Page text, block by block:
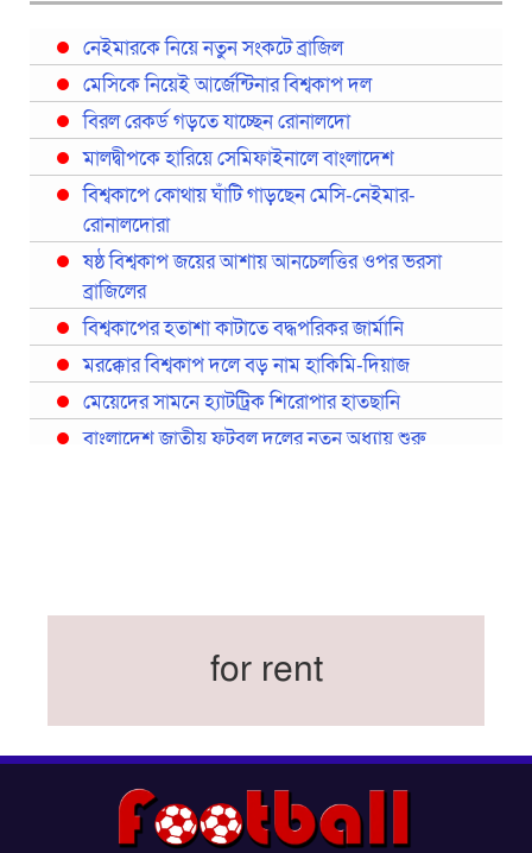
নেইমারকে নিয়ে নতুন সংকটে ব্রাজিল
মেসিকে নিয়েই আর্জেন্টিনার বিশ্বকাপ দল
বিরল রেকর্ড গড়তে যাচ্ছেন রোনালদো
মালদ্বীপকে হারিয়ে সেমিফাইনালে বাংলাদেশ
বিশ্বকাপে কোথায় ঘাঁটি গাড়ছেন মেসি-নেইমার-
রোনালদোরা
ষষ্ঠ বিশ্বকাপ জয়ের আশায় আনচেলত্তির ওপর ভরসা
ব্রাজিলের
বিশ্বকাপের হতাশা কাটাতে বদ্ধপরিকর জার্মানি
মরক্কোর বিশ্বকাপ দলে বড় নাম হাকিমি-দিয়াজ
মেয়েদের সামনে হ্যাটট্রিক শিরোপার হাতছানি
বাংলাদেশ জাতীয় ফুটবল দলের নতুন অধ্যায় শুরু
সরিয়ে নিয়েছে ইরান
বর্ষসেরা ক্রীড়াবিদ ও পপুলার চয়েজসহ ফুটবলার হামজা
ব্রাজিলের বিশ্বকাপ দলে নেইমার, জল্পনার অবসান
ইতিহাস গড়ার অপেক্ষায় রোনালদো!
ফেডারেশন কাপ: আজকের ফাইনাল বুধবার
for rent